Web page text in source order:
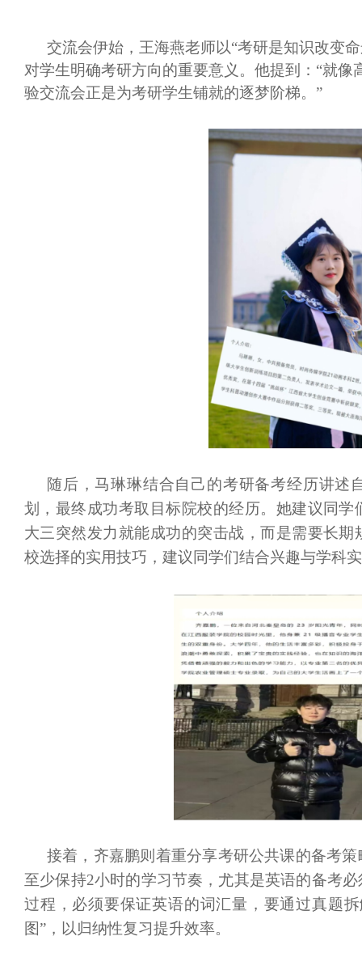
交流会伊始，王海燕老师以“考研是知识改变
对学生明确考研方向的重要意义。他提到：“就
验交流会正是为考研学生铺就的逐梦阶梯。”
随后，马琳琳结合自己的考研备考经历讲述
划，最终成功考取目标院校的经历。她建议同
大三突然发力就能成功的突击战，而是需要长
校选择的实用技巧，建议同学们结合兴趣与学科
接着，齐嘉鹏则着重分享考研公共课的备考
至少保持2小时的学习节奏，尤其是英语的备考
过程，必须要保证英语的词汇量，要通过真题
图”，以归纳性复习提升效率。